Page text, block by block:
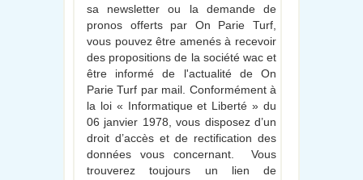
sa newsletter ou la demande de
pronos offerts par On Parie Turf,
vous pouvez être amenés à recevoir
des propositions de la société wac et
être informé de l'actualité de On
Parie Turf par mail. Conformément à
la loi « Informatique et Liberté » du
06 janvier 1978, vous disposez d’un
droit d’accès et de rectification des
données vous concernant. Vous
trouverez toujours un lien de